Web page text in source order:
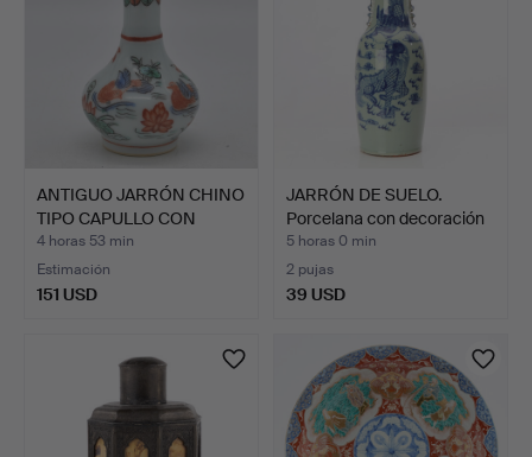
ANTIGUO JARRÓN CHINO
TIPO CAPULLO CON
MOTI…
4 horas 53 min
Estimación
151 USD
JARRÓN DE SUELO.
Porcelana con decoración
…
5 horas 0 min
2 pujas
39 USD